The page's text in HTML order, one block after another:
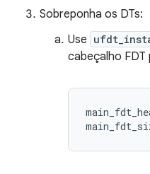
Sobreponha os DTs:
Use
cabeçalho FDT